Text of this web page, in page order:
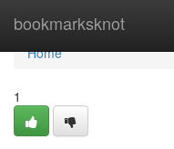
bookmarksknot
Home
Home
1